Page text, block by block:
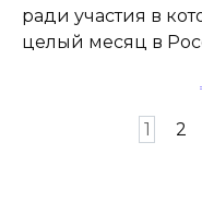
ради участия в
целый месяц в
1 2